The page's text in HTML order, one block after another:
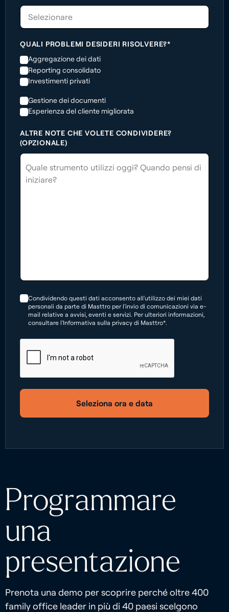
Selezionare
QUALI PROBLEMI DESIDERI RISOLVERE?*
Aggregazione dei dati
Reporting consolidato
Investimenti privati
Gestione dei documenti
Esperienza del cliente migliorata
ALTRE NOTE CHE VOLETE CONDIVIDERE?
(OPZIONALE)
Condividendo questi dati acconsento all'utilizzo dei miei dati
personali da parte di Masttro per l'invio di comunicazioni via e-
mail relative a avvisi, eventi e servizi. Per ulteriori informazioni,
consultare l'Informativa sulla privacy di Masttro*.
Seleziona ora e data
Programmare
una
presentazione
Prenota una demo per scoprire perché oltre 400
family office leader in più di 40 paesi scelgono